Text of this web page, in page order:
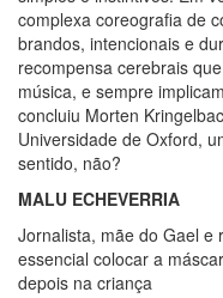
complexa coreografia de
brandos, intencionais e
recompensa cerebrais
música, e sempre
concluiu Morten
Universidade de Oxford,
sentido, não?
MALU ECHEVERRIA
Jornalista, mãe do Gael e
essencial colocar a
depois na criança